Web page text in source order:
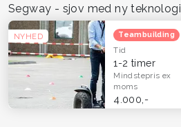
NYHED
Segway - sjov med ny teknologi
Teambuilding
Tid
1-2 timer
Mindstepris ex
moms
4.000,-